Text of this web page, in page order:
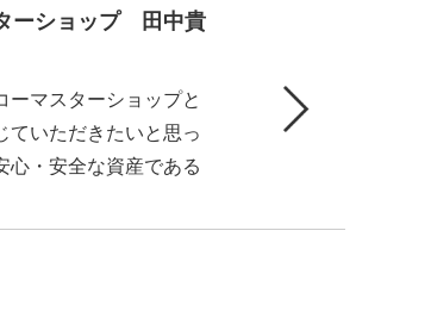
ーショップ 田中貴
ーマスターショップと
ていただきたいと思っ
心・安全な資産である